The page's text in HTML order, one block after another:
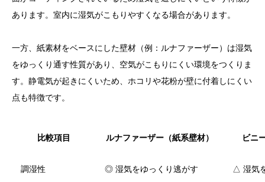
あります。室内に湿気がこもりやすくなる場合があります。
一方、紙素材をベースにした壁材（例：ルナファーザー）は湿気
をゆっくり通す性質があり、空気がこもりにくい環境をつくりま
す。静電気が起きにくいため、ホコリや花粉が壁に付着しにくい
点も特徴です。
比較項目 ルナファーザー（紙系壁材） ビニ
調湿性 ◎ 湿気をゆっくり逃がす △ 湿気